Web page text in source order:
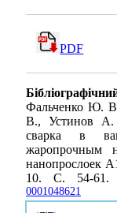
PDF
Фальченко Ю.
В., Устинов
сварка в
жаропрочным
нанопрослоек
10. С. 54-
0001048621